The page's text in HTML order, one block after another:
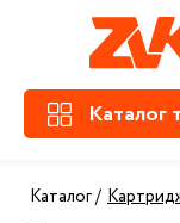
Каталог
Каталог /